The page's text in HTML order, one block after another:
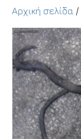
Αρχική σελίδα /